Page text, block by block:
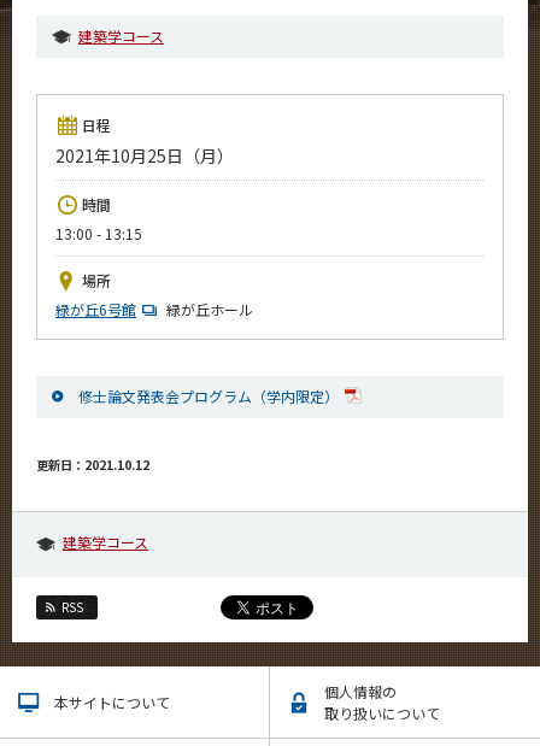
建築学コース
日程
2021年10月25日（月）
時間
13:00 - 13:15
場所
緑が丘6号館
緑が丘ホール
修士論文発表会プログラム（学内限定）
更新日：2021.10.12
建築学コース
RSS
本サイトについて
個人情報の
取り扱いについて
入学案内
Admissions
建築学系 News
イベントカレンダー
Event Calendar
系詳細情報
CLOSE